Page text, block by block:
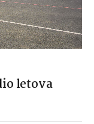
letova